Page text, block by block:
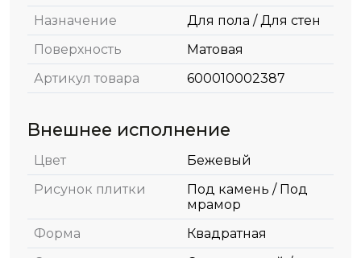
Назначение
Для пола / Для стен
Поверхность
Матовая
Артикул товара
600010002387
Внешнее исполнение
Цвет
Бежевый
Рисунок плитки
Под камень / Под
мрамор
Форма
Квадратная